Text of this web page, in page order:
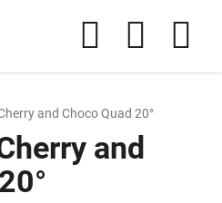
Hledat
NÁKUPNÍ
and Choco Quad 20°
and